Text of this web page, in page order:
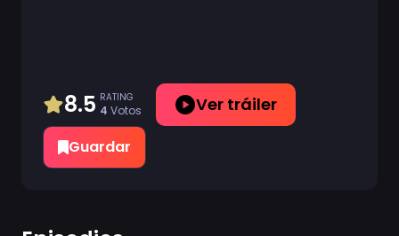
marcial subterráneo se juntan para luchar al lado
de Baki, se trata de Kaoru Hanayama, Gouki
Shibukawa, Retsu Kaioh y Doppo Orochi. De esta
forman, comienza un enfrentamiento épico
entre presos condenados a muerte y Baki y sus
8.5 RATING
4 Votos Ver tráiler
Guardar